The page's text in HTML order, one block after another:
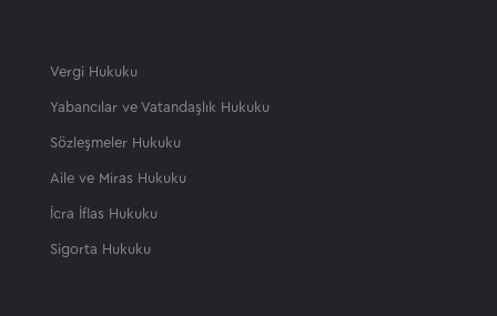
Vergi Hukuku
Yabancılar ve Vatandaşlık Hukuku
Sözleşmeler Hukuku
Aile ve Miras Hukuku
İcra İflas Hukuku
Sigorta Hukuku